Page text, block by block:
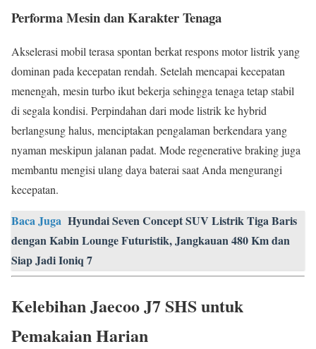
Performa Mesin dan Karakter Tenaga
Akselerasi mobil terasa spontan berkat respons motor listrik yang
dominan pada kecepatan rendah. Setelah mencapai kecepatan
menengah, mesin turbo ikut bekerja sehingga tenaga tetap stabil
di segala kondisi. Perpindahan dari mode listrik ke hybrid
berlangsung halus, menciptakan pengalaman berkendara yang
nyaman meskipun jalanan padat. Mode regenerative braking juga
membantu mengisi ulang daya baterai saat Anda mengurangi
kecepatan.
Baca Juga Hyundai Seven Concept SUV Listrik Tiga Baris
dengan Kabin Lounge Futuristik, Jangkauan 480 Km dan
Siap Jadi Ioniq 7
Kelebihan Jaecoo J7 SHS untuk
Pemakaian Harian